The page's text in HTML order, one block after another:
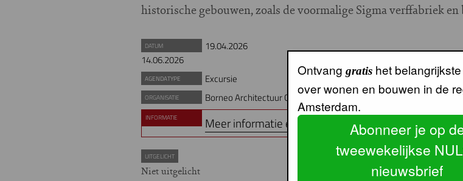
historische gebouwen, zoals de voormalige Sigma verffabriek
DATUM
19.04.2026
14.06.2026
AGENDATYPE Excursie
ORGANISATIE Borneo Architectuur Centrum (BAC)
INFORMATIE Meer informatie en tickets
UITGELICHT
Niet uitgelicht
Ontvang gratis het
over wonen en bouwen in de
Amsterdam.
Abonneer je op
tweewekelijkse
nieuwsbrief